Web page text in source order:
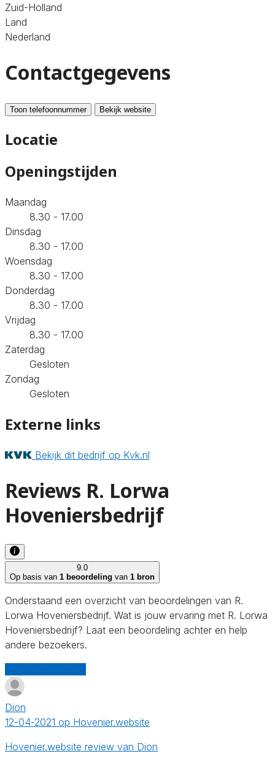
Zuid-Holland
Land
Nederland
Contactgegevens
Toon telefoonnummer Bekijk website
Locatie
Openingstijden
Maandag
8.30 - 17.00
Dinsdag
8.30 - 17.00
Woensdag
8.30 - 17.00
Donderdag
8.30 - 17.00
Vrijdag
8.30 - 17.00
Zaterdag
Gesloten
Zondag
Gesloten
Externe links
Bekijk dit bedrijf op Kvk.nl
Reviews R. Lorwa
Hoveniersbedrijf
9.0
Op basis van 1 beoordeling van 1 bron
Onderstaand een overzicht van beoordelingen van R.
Lorwa Hoveniersbedrijf. Wat is jouw ervaring met R. Lorwa
Hoveniersbedrijf? Laat een beoordeling achter en help
andere bezoekers.
Dion
12-04-2021 op Hovenier.website
Hovenier.website review van Dion